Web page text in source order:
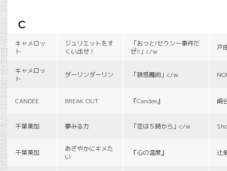
c
キャメロッ
ト
ジュリエットをす
くい出せ！
「おっと!セクシー事件だ
ぜ!!」c/w
戸
キャメロッ
ト
ダーリンダーリン 「誘惑魔術」c/w
CANDEE BREAK OUT 『Candee』 崎
千葉美加 夢みる力 「恋は５時から」c/w
千葉美加
あざやかにキメた
い
『心の温度』 辻